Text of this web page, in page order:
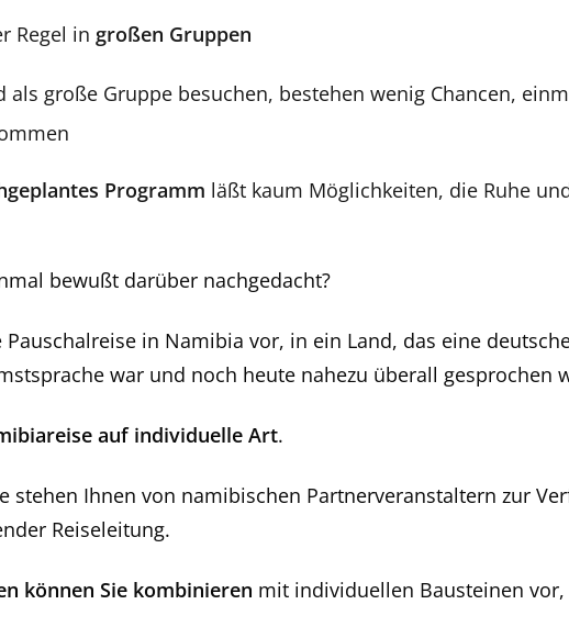
Regel in großen Gruppen
als große Gruppe besuchen, bestehen wenig Chancen,
Programm läßt kaum Möglichkeiten, die Ruhe
bewußt darüber nachgedacht?
Pauschalreise in Namibia vor, in ein Land, das eine
war und noch heute nahezu überall gesprochen
auf individuelle Art.
stehen Ihnen von namibischen Partnerveranstaltern zur
Reiseleitung.
können Sie kombinieren mit individuellen Bausteinen